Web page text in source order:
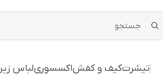
تیشرتکیف و کفشاکسسوریلباس زیر